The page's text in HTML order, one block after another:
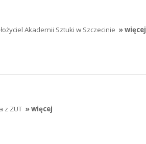
Akademii Sztuki w Szczecinie » więcej
z ZUT » więcej